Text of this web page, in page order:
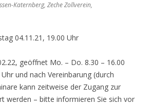
Katernberg, Zeche Zollverein,
04.11.21, 19.00 Uhr
geöffnet Mo. – Do. 8.30 – 16.00
und nach Vereinbarung (durch
kann zeitweise der Zugang zur
werden – bitte informieren Sie sich vor